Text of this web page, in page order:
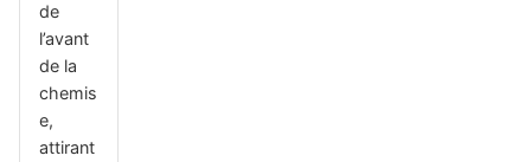
de
l’avant
de la
chemis
e,
attirant